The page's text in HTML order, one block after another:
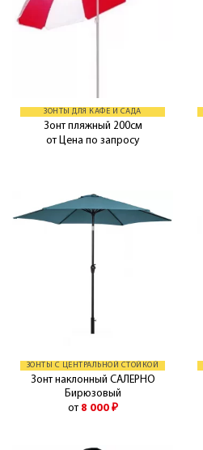
ЗОНТЫ ДЛЯ КАФЕ И САДА
Зонт пляжный 200см
от Цена по запросу
ЗОНТЫ С ЦЕНТРАЛЬНОЙ СТОЙКОЙ
Зонт наклонный САЛЕРНО
Бирюзовый
от 8 000 ₽